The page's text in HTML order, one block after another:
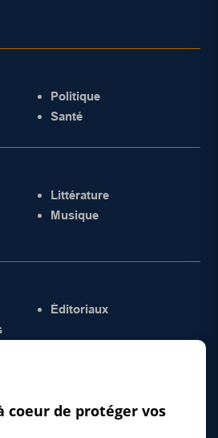
Politique
Santé
Littérature
Musique
Éditoriaux
coeur de protéger vos